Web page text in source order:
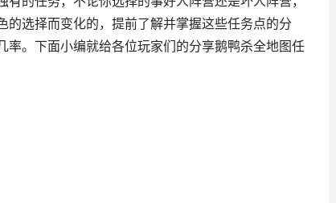
选择而变化的，提前了解并掌握这些任务点的分
。下面小编就给各位玩家们的分享鹅鸭杀全地图任